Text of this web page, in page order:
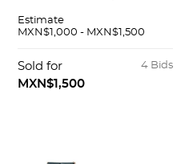
en México en el siglo
proceso social. Pzs
40
Estimate
MXN$1,000 - MXN$1,500
4 Bids
Sold for
MXN$1,500